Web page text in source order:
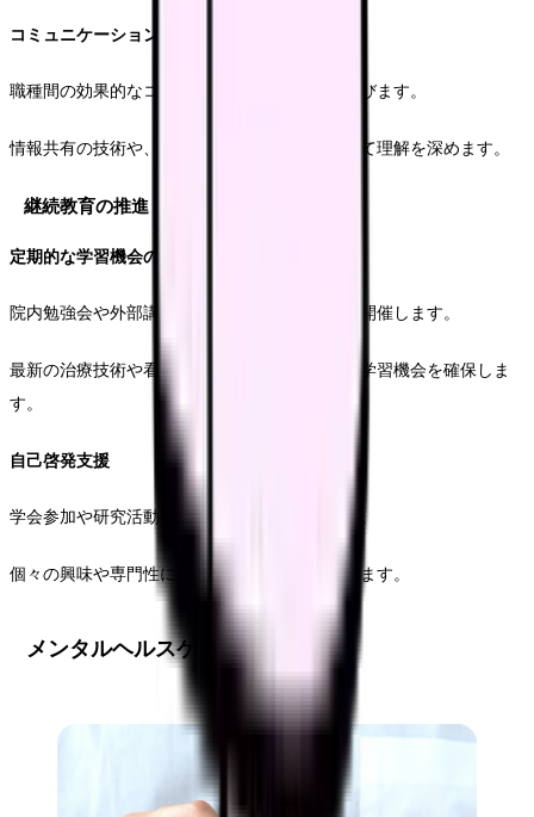
コミュニケーション能力の向上
職種間の効果的なコミュニケーション方法を学びます。
情報共有の技術や、連携における留意点について理解を深めます。
継続教育の推進
定期的な学習機会の提供
院内勉強会や外部講師による研修会を定期的に開催します。
最新の治療技術や看護理論について、継続的な学習機会を確保しま
す。
自己啓発支援
学会参加や研究活動への支援体制を整備します。
個々の興味や専門性に応じた学習機会を提供します。
メンタルヘルスケア体制の整備